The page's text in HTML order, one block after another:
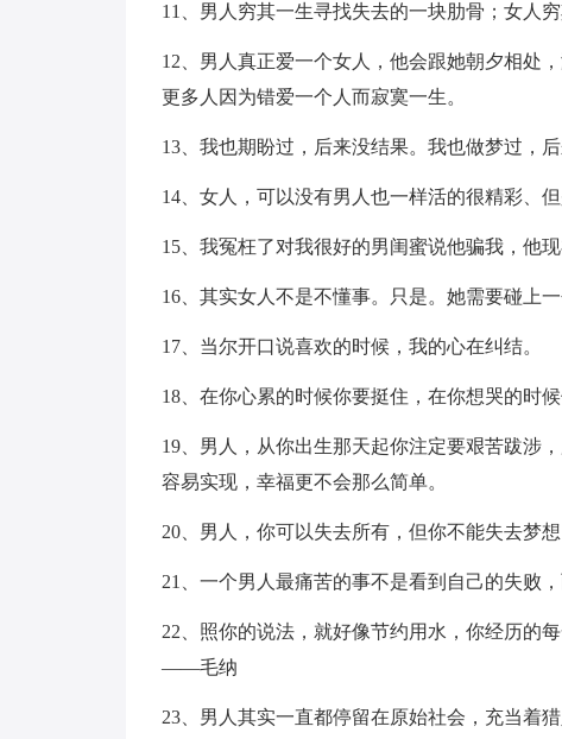
11、男人穷其一生寻找失去的一块肋骨；女人
12、男人真正爱一个女人，他会跟她朝夕相处
更多人因为错爱一个人而寂寞一生。
13、我也期盼过，后来没结果。我也做梦过，后
14、女人，可以没有男人也一样活的很精彩、
15、我冤枉了对我很好的男闺蜜说他骗我，他
16、其实女人不是不懂事。只是。她需要碰上
17、当尔开口说喜欢的时候，我的心在纠结。
18、在你心累的时候你要挺住，在你想哭的时候
19、男人，从你出生那天起你注定要艰苦跋涉
容易实现，幸福更不会那么简单。
20、男人，你可以失去所有，但你不能失去梦
21、一个男人最痛苦的事不是看到自己的失败
22、照你的说法，就好像节约用水，你经历的
——毛纳
23、男人其实一直都停留在原始社会，充当着